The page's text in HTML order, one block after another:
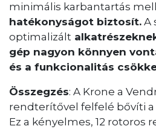
minimális karbantartás
hatékonyságot biztosít. A
optimalizált
gép nagyon könnyen
és a funkcionalitás
Összegzés: A Krone a
rendterítővel felfelé bővíti a
Ez a kényelmes, 12 rotoros